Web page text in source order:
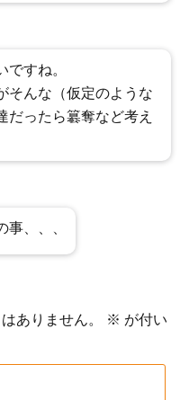
ですね。
そんな（仮定のような
だったら簒奪など考え
、、、
ありません。 ※ が付い